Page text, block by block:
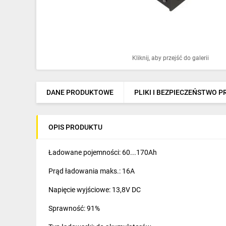
Ogrzewanie
Elektronarzędzia i mierniki
Napędy elektryczne
Pneumatyka
Dom i ogród
Klimatyzacja
Kliknij, aby przejść do galerii
DANE PRODUKTOWE PLIKI I BEZPIECZEŃSTWO
OPIS PRODUKTU
Ładowane pojemności: 60...170Ah
Prąd ładowania maks.: 16A
Napięcie wyjściowe: 13,8V DC
Sprawność: 91%